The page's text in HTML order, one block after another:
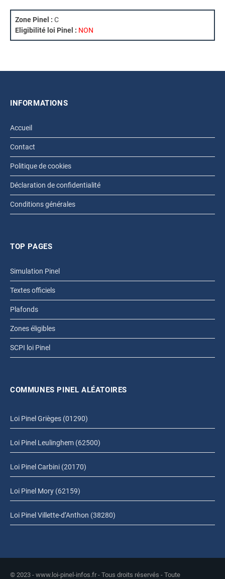
Zone Pinel : C
Eligibilité loi Pinel : NON
INFORMATIONS
Accueil
Contact
Politique de cookies
Déclaration de confidentialité
Conditions générales
TOP PAGES
Simulation Pinel
Textes officiels
Plafonds
Zones éligibles
SCPI loi Pinel
COMMUNES PINEL ALÉATOIRES
Loi Pinel Grièges (01290)
Loi Pinel Leulinghem (62500)
Loi Pinel Carbini (20170)
Loi Pinel Mory (62159)
Loi Pinel Villette-d’Anthon (38280)
© 2023 - www.loi-pinel-infos.fr - Tous droits réservés - Toute